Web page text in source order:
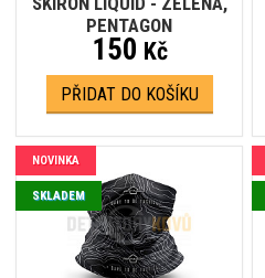
PENTAGON
150 Kč
PŘIDAT DO KOŠÍKU
NOVINKA
SKLADEM